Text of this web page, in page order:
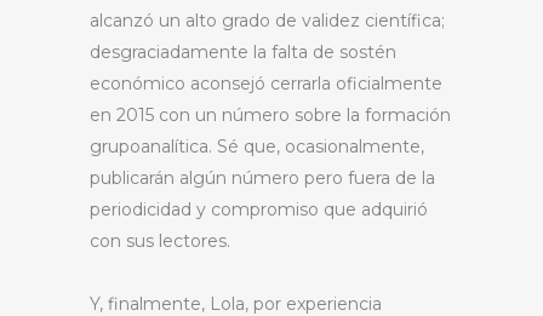
alcanzó un alto grado de validez científica;
desgraciadamente la falta de sostén
económico aconsejó cerrarla oficialmente
en 2015 con un número sobre la formación
grupoanalítica. Sé que, ocasionalmente,
publicarán algún número pero fuera de la
periodicidad y compromiso que adquirió
con sus lectores.
Y, finalmente, Lola, por experiencia